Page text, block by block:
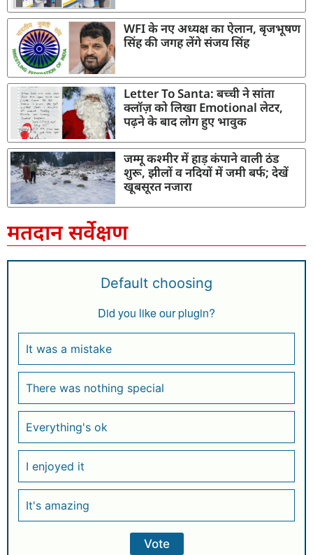
WFI के नए अध्यक्ष का ऐलान, बृजभूषण
सिंह की जगह लेंगे संजय सिंह
Letter To Santa: बच्ची ने सांता
क्लॉज़ को लिखा Emotional लेटर,
पढ़ने के बाद लोग हुए भावुक
जम्मू कश्मीर में हाड़ कंपाने वाली ठंड
शुरू, झीलों व नदियों में जमी बर्फ; देखें
खूबसूरत नजारा
मतदान सर्वेक्षण
Default choosing
Did you like our plugin?
It was a mistake
There was nothing special
Everything's ok
I enjoyed it
It's amazing